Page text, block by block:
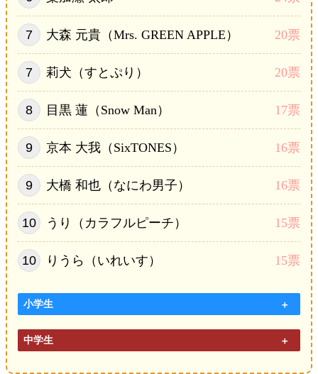
大森 元貴（Mrs. GREEN APPLE） 20票
莉犬（すとぷり） 20票
目黒 蓮（Snow Man） 17票
京本 大我（SixTONES） 16票
大橋 和也（なにわ男子） 16票
うり（カラフルピーチ） 15票
りうら（いれいす） 15票
小学生
中学生